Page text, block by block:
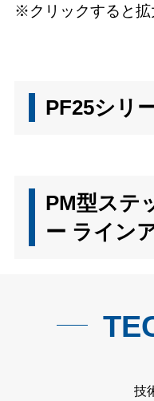
※クリックすると拡
PF25シリ
PM型ステ
ー ライン
技